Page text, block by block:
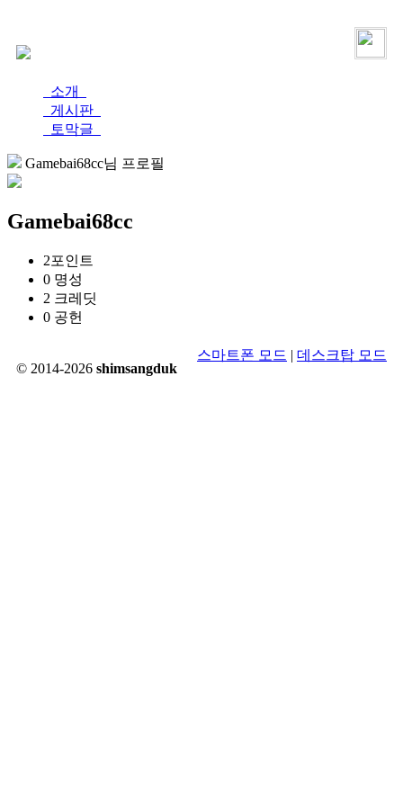
소개
게시판
토막글
Gamebai68cc님 프로필
Gamebai68cc
2포인트
0 명성
2 크레딧
0 공헌
© 2014-2026 shimsangduk
스마트폰 모드 | 데스크탑 모드